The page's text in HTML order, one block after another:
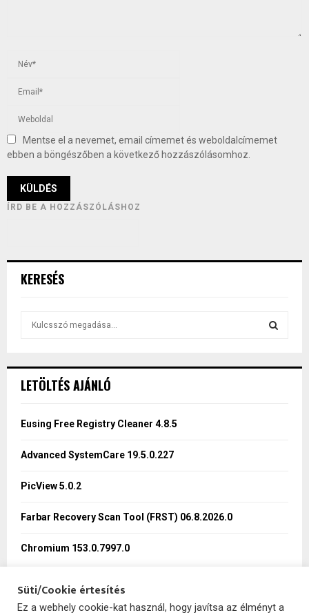
Mentse el a nevemet, email címemet és weboldalcímemet
ebben a böngészőben a következő hozzászólásomhoz.
ÍRD BE A HOZZÁSZÓLÁSHOZ
KERESÉS
h
o
LETÖLTÉS AJÁNLÓ
Eusing Free Registry Cleaner 4.8.5
Advanced SystemCare 19.5.0.227
PicView 5.0.2
Farbar Recovery Scan Tool (FRST) 06.8.2026.0
Chromium 153.0.7997.0
Süti/Cookie értesítés
Ez a webhely cookie-kat használ, hogy javítsa az élményt a